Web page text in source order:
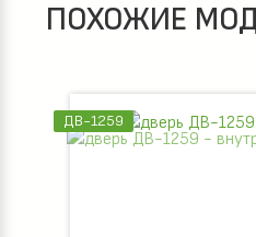
ПОХОЖИЕ
ДВ-1259